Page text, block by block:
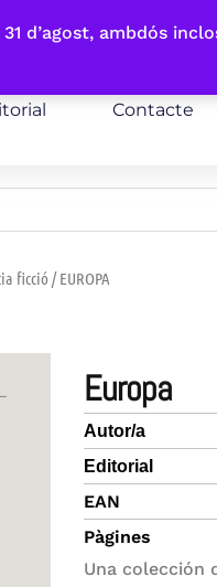
d’agost, ambdós
Contacte
ficció / EUROPA
europa
Autor/a
Editorial
EAN
Pàgines
Una colección